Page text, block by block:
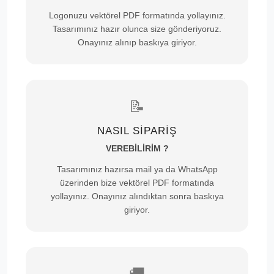
Logonuzu vektörel PDF formatında yollayınız.
Tasarımınız hazır olunca size gönderiyoruz.
Onayınız alınıp baskıya giriyor.
📝
NASIL SİPARİŞ
VEREBİLİRİM ?
Tasarımınız hazırsa mail ya da WhatsApp
üzerinden bize vektörel PDF formatında
yollayınız. Onayınız alındıktan sonra baskıya
giriyor.